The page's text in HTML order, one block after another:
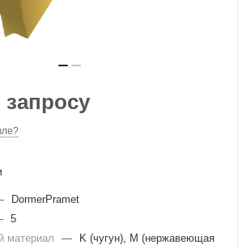
DormerPramet
5
материал
—
K (чугун), M (нержавеющая